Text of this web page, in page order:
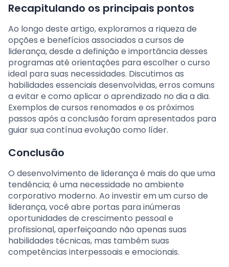
Recapitulando os principais pontos
Ao longo deste artigo, exploramos a riqueza de
opções e benefícios associados a cursos de
liderança, desde a definição e importância desses
programas até orientações para escolher o curso
ideal para suas necessidades. Discutimos as
habilidades essenciais desenvolvidas, erros comuns
a evitar e como aplicar o aprendizado no dia a dia.
Exemplos de cursos renomados e os próximos
passos após a conclusão foram apresentados para
guiar sua contínua evolução como líder.
Conclusão
O desenvolvimento de liderança é mais do que uma
tendência; é uma necessidade no ambiente
corporativo moderno. Ao investir em um curso de
liderança, você abre portas para inúmeras
oportunidades de crescimento pessoal e
profissional, aperfeiçoando não apenas suas
habilidades técnicas, mas também suas
competências interpessoais e emocionais.